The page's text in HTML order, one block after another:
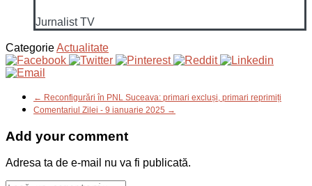
Jurnalist TV
CategorieActualitate
← Reconfigurări în PNL Suceava: primari excluși, primari reprimiți
Comentariul Zilei - 9 ianuarie 2025 →
Add your comment
Adresa ta de e-mail nu va fi publicată.